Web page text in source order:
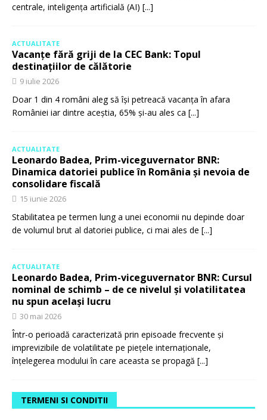
centrale, inteligența artificială (AI) [...]
ACTUALITATE
Vacanțe fără griji de la CEC Bank: Topul
destinațiilor de călătorie
9 iulie 2026
Doar 1 din 4 români aleg să își petreacă vacanța în afara
României iar dintre aceștia, 65% și-au ales ca [...]
ACTUALITATE
Leonardo Badea, Prim-viceguvernator BNR:
Dinamica datoriei publice în România și nevoia de
consolidare fiscală
15 iunie 2026
Stabilitatea pe termen lung a unei economii nu depinde doar
de volumul brut al datoriei publice, ci mai ales de [...]
ACTUALITATE
Leonardo Badea, Prim-viceguvernator BNR: Cursul
nominal de schimb – de ce nivelul și volatilitatea
nu spun același lucru
30 mai 2026
Într-o perioadă caracterizată prin episoade frecvente și
imprevizibile de volatilitate pe piețele internaționale,
înțelegerea modului în care aceasta se propagă [...]
TERMENI SI CONDITII